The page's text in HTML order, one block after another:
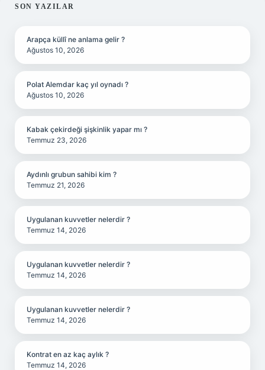
SIDEBAR
SON YAZILAR
Arapça küllî ne anlama gelir ?
Ağustos 10, 2026
Polat Alemdar kaç yıl oynadı ?
Ağustos 10, 2026
Kabak çekirdeği şişkinlik yapar mı ?
Temmuz 23, 2026
Aydınlı grubun sahibi kim ?
Temmuz 21, 2026
Uygulanan kuvvetler nelerdir ?
Temmuz 14, 2026
Uygulanan kuvvetler nelerdir ?
Temmuz 14, 2026
Uygulanan kuvvetler nelerdir ?
Temmuz 14, 2026
Kontrat en az kaç aylık ?
Temmuz 14, 2026